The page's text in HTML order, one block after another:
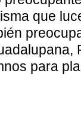
que
,
para